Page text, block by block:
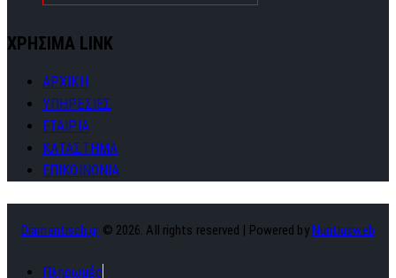
ΧΡΗΣΙΜΑ LINK
ΑΡΧΙΚΗ
ΥΠΗΡΕΣΙΕΣ
ΕΤΑΙΡΙΑ
ΚΑΤΑΣΤΗΜΑ
ΕΠΙΚΟΙΝΩΝΙΑ
Diamantisch.gr © 2026. All rights reserved | Powered by Nuntiusweb
Πληρωμές